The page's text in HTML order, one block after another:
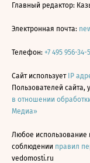
Главный редактор:
Электронная почта:
Телефон: +7 495 956-34-
Сайт использует IP
Пользователей сайта,
в отношении
Медиа»
Любое использование
соблюдении правил
vedomosti.ru